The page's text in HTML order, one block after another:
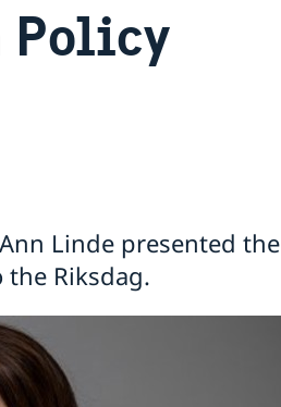
Policy
Linde presented the
the Riksdag.